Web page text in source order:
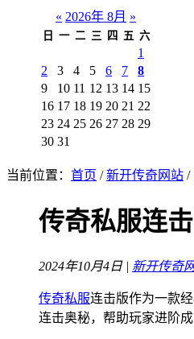
« 2026年 8月 »
日 一 二 三 四 五 六
1
2
3 4 5 6 7
8
9
10 11 12 13 14 15
16 17 18 19 20 21 22
23 24 25 26 27 28 29
30 31
当前位置： 首页 /新开传奇网站 /
传奇私服连
2024年10月4日 | 新开传奇
传奇私服连击版作为一款
连击奥秘，帮助玩家进阶成